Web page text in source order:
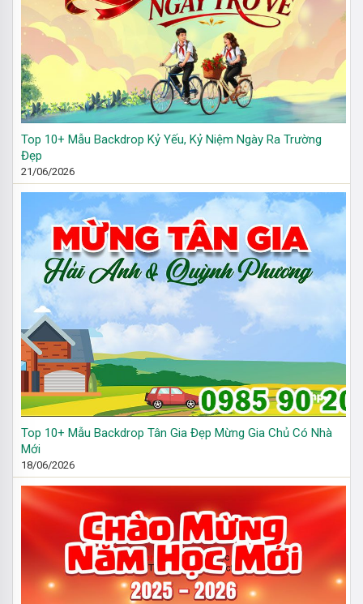
Top 10+ Mẫu Backdrop Kỷ Yếu, Kỷ Niệm Ngày Ra Trường
Đẹp
21/06/2026
Top 10+ Mẫu Backdrop Tân Gia Đẹp Mừng Gia Chủ Có Nhà
Mới
18/06/2026